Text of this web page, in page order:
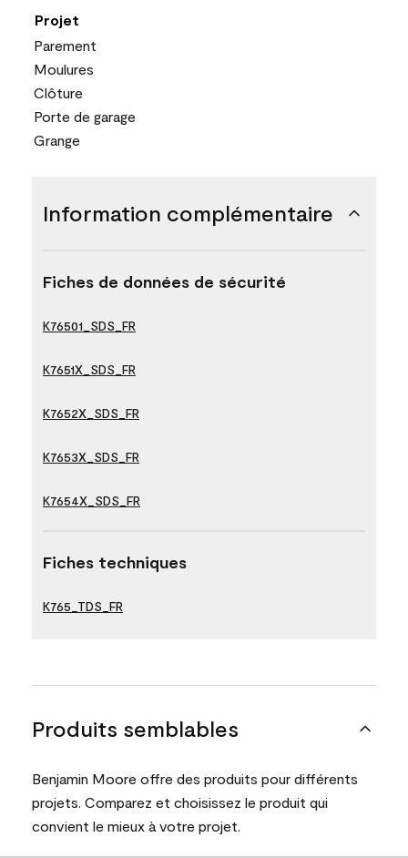
Projet
Parement
Moulures
Clôture
Porte de garage
Grange
Information complémentaire
Fiches de données de sécurité
K76501_SDS_FR
K7651X_SDS_FR
K7652X_SDS_FR
K7653X_SDS_FR
K7654X_SDS_FR
Fiches techniques
K765_TDS_FR
Produits semblables
Benjamin Moore offre des produits pour différents
projets. Comparez et choisissez le produit qui
convient le mieux à votre projet.